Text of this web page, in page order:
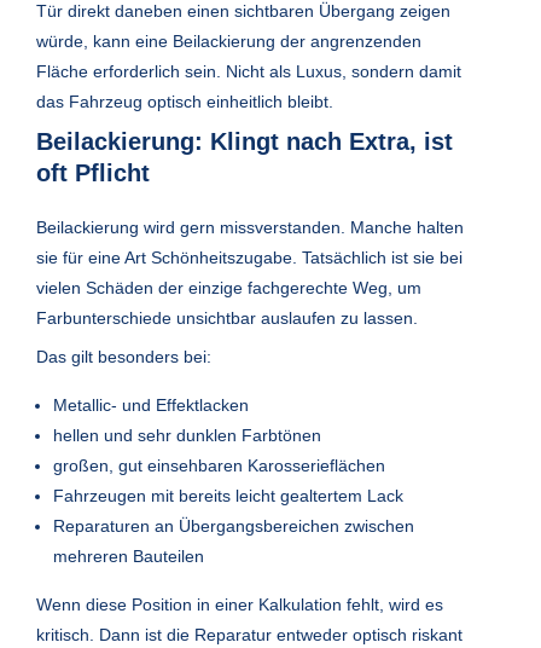
Tür direkt daneben einen sichtbaren Übergang zeigen
würde, kann eine Beilackierung der angrenzenden
Fläche erforderlich sein. Nicht als Luxus, sondern damit
das Fahrzeug optisch einheitlich bleibt.
Beilackierung: Klingt nach Extra, ist
oft Pflicht
Beilackierung wird gern missverstanden. Manche halten
sie für eine Art Schönheitszugabe. Tatsächlich ist sie bei
vielen Schäden der einzige fachgerechte Weg, um
Farbunterschiede unsichtbar auslaufen zu lassen.
Das gilt besonders bei:
Metallic- und Effektlacken
hellen und sehr dunklen Farbtönen
großen, gut einsehbaren Karosserieflächen
Fahrzeugen mit bereits leicht gealtertem Lack
Reparaturen an Übergangsbereichen zwischen
mehreren Bauteilen
Wenn diese Position in einer Kalkulation fehlt, wird es
kritisch. Dann ist die Reparatur entweder optisch riskant